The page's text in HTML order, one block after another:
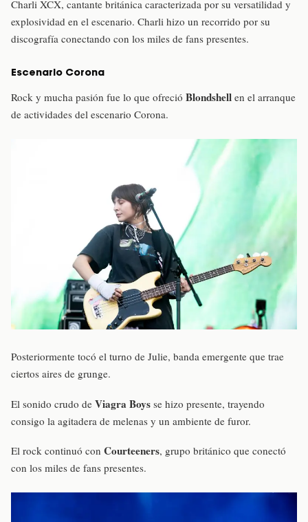
Charli XCX, cantante británica caracterizada por su versatilidad y
explosividad en el escenario. Charli hizo un recorrido por su
discografía conectando con los miles de fans presentes.
Escenario Corona
Rock y mucha pasión fue lo que ofreció Blondshell en el arranque
de actividades del escenario Corona.
Posteriormente tocó el turno de Julie, banda emergente que trae
ciertos aires de grunge.
El sonido crudo de Viagra Boys se hizo presente, trayendo
consigo la agitadera de melenas y un ambiente de furor.
El rock continuó con Courteeners, grupo británico que conectó
con los miles de fans presentes.